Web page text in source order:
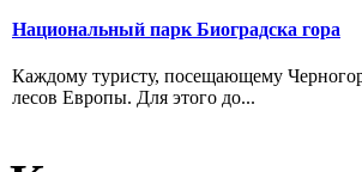
Национальный парк Биоградска гора
Каждому туристу, посещающему
лесов Европы. Для этого до...